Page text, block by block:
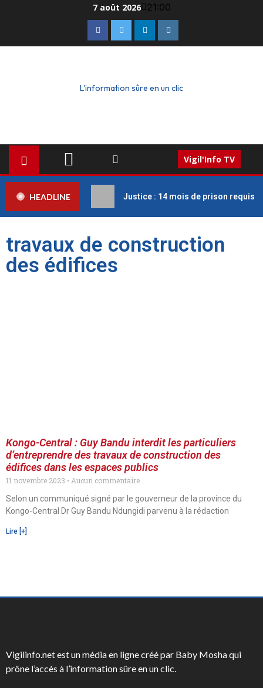
7 août 2026 21:00
L'information sûre en un clic
Vigil'Info TV
HEADLINE Justice : 14 mois de prison requis
travaux de construction
des édifices
Kongo-Central : Guy Bandu interdit les particuliers
d’entreprendre des travaux de construction des
édifices dans les espaces publics
11 novembre 2023
Aucun commentaire
Selon un communiqué signé par le gouverneur de la province du
Kongo-Central Dr Guy Bandu Ndungidi parvenu à la rédaction
Lire [+]
Vigilinfo.net est un média en ligne créé par Baby Mosha qui
prône l’accès à l’information sûre en un clic.